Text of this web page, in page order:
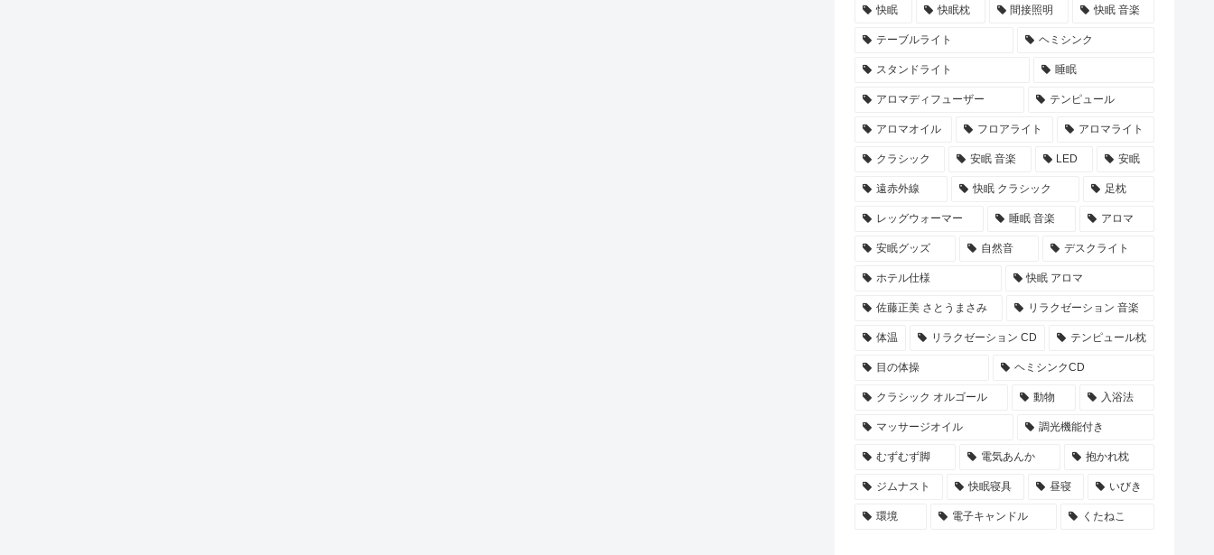
快眠 快眠枕 間接照明 快眠 音楽
テーブルライト ヘミシンク
スタンドライト 睡眠
アロマディフューザー テンピュール
アロマオイル フロアライト アロマライト
クラシック 安眠 音楽 LED 安眠
遠赤外線 快眠 クラシック 足枕
レッグウォーマー 睡眠 音楽 アロマ
安眠グッズ 自然音 デスクライト
ホテル仕様 快眠 アロマ
佐藤正美 さとうまさみ リラクゼーション 音楽
体温 リラクゼーション CD テンピュール枕
目の体操 ヘミシンクCD
クラシック オルゴール 動物 入浴法
マッサージオイル 調光機能付き
むずむず脚 電気あんか 抱かれ枕
ジムナスト 快眠寝具 昼寝 いびき
環境 電子キャンドル くたねこ